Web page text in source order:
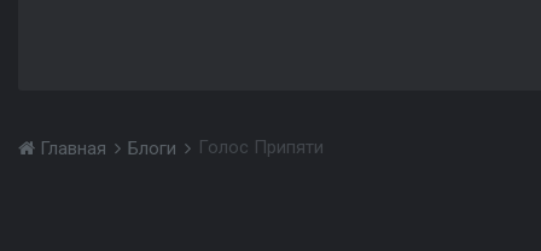
Главная Блоги Голос Припяти